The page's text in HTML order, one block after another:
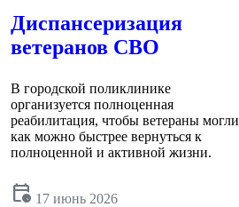
Диспансеризация
ветеранов СВО
В городской поликлинике
организуется полноценная
реабилитация, чтобы ветераны могли
как можно быстрее вернуться к
полноценной и активной жизни.
calendar_clock 17 июнь 2026